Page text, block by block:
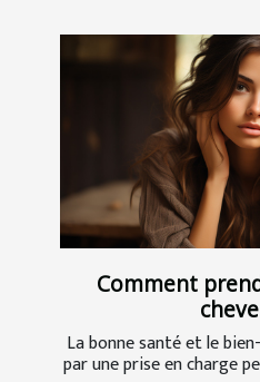
Comment
La bonne santé et le
par une prise en charge